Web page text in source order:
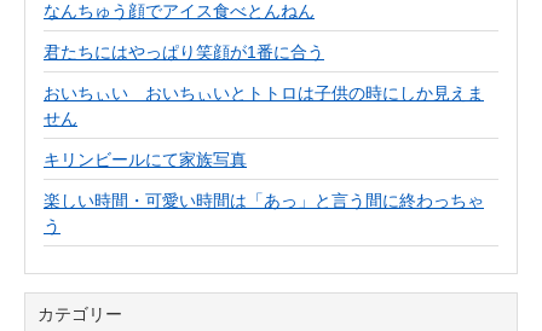
なんちゅう顔でアイス食べとんねん
君たちにはやっぱり笑顔が1番に合う
おいちぃい おいちぃいとトトロは子供の時にしか見えま
せん
キリンビールにて家族写真
楽しい時間・可愛い時間は「あっ」と言う間に終わっちゃ
う
カテゴリー